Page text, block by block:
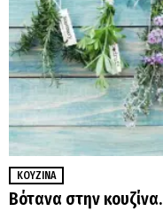
ΚΟΥΖΊΝΑ
Βότανα στην